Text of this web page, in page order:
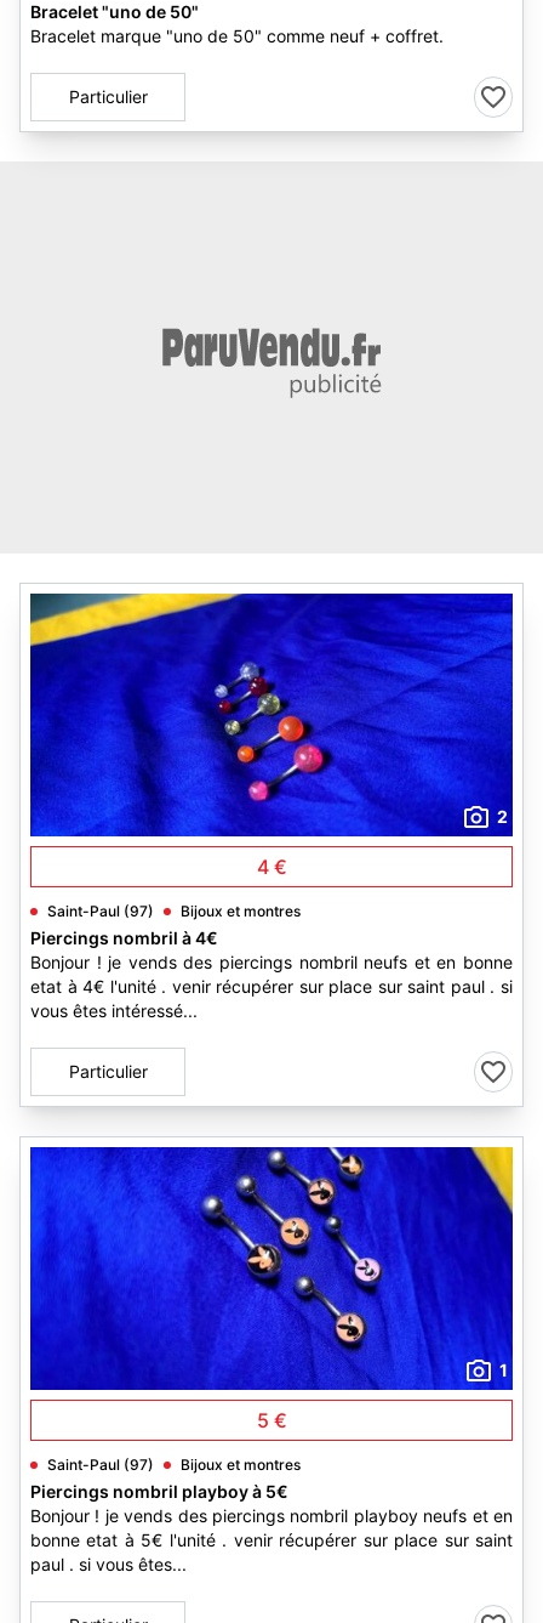
Bracelet "uno de 50"
Bracelet marque "uno de 50" comme neuf + coffret.
Particulier
2
4 €
Saint-Paul (97) Bijoux et montres
Piercings nombril à 4€
Bonjour ! je vends des piercings nombril neufs et en bonne
etat à 4€ l'unité . venir récupérer sur place sur saint paul . si
vous êtes intéressé...
Particulier
1
5 €
Saint-Paul (97) Bijoux et montres
Piercings nombril playboy à 5€
Bonjour ! je vends des piercings nombril playboy neufs et en
bonne etat à 5€ l'unité . venir récupérer sur place sur saint
paul . si vous êtes...